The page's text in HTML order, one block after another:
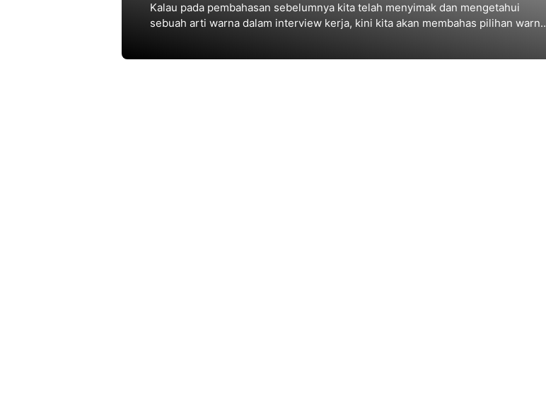
Kalau pada pembahasan sebelumnya kita telah menyimak dan mengetahui
sebuah arti warna dalam interview kerja, kini kita akan membahas pilihan warna